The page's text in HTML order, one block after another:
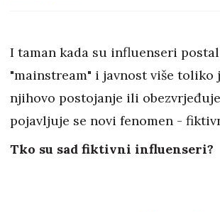
I taman kada su influenseri
"mainstream" i javnost više toliko
njihovo postojanje ili
pojavljuje se novi fenomen -
Tko su sad fiktivni influenseri?